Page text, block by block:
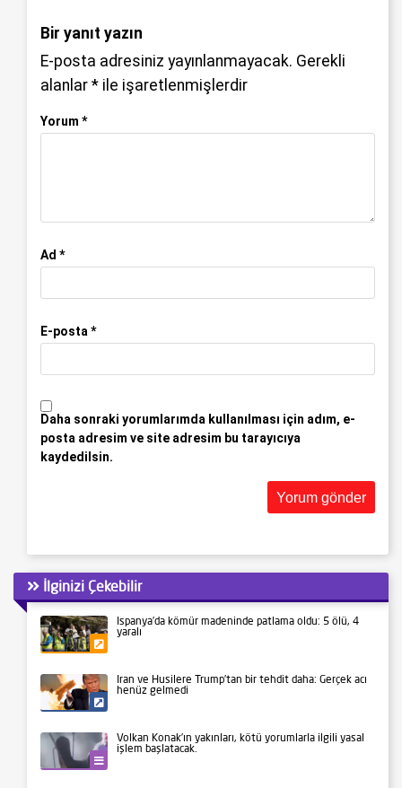
Bir yanıt yazın
E-posta adresiniz yayınlanmayacak. Gerekli
alanlar * ile işaretlenmişlerdir
Yorum *
Ad *
E-posta *
Daha sonraki yorumlarımda kullanılması için adım, e-
posta adresim ve site adresim bu tarayıcıya
kaydedilsin.
İlginizi Çekebilir
İspanya’da kömür madeninde patlama oldu: 5 ölü, 4
yaralı
İran ve Husilere Trump’tan bir tehdit daha: Gerçek acı
henüz gelmedi
Volkan Konak’ın yakınları, kötü yorumlarla ilgili yasal
işlem başlatacak.